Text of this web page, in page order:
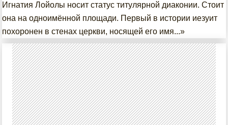
Игнатия Лойолы носит статус титулярной диаконии. Стоит
она на одноимённой площади. Первый в истории иезуит
похоронен в стенах церкви, носящей его имя...»